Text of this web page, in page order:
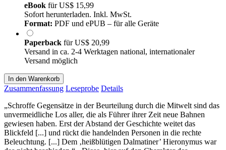
eBook fürUS$ 15,99
Sofort herunterladen. Inkl. MwSt.
Format: PDF und ePUB – für alle Geräte
Paperback fürUS$ 20,99
Versand in ca. 2-4 Werktagen national, internationaler
Versand möglich
In den Warenkorb
Zusammenfassung Leseprobe Details
„Schroffe Gegensätze in der Beurteilung durch die Mitwelt sind das
unvermeidliche Los aller, die als Führer ihrer Zeit neue Bahnen
gewiesen haben. Erst der Abstand der Geschichte weitet das
Blickfeld [...] und rückt die handelnden Personen in die rechte
Beleuchtung. [...] Dem ‚heißblütigen Dalmatiner’ Hieronymus war